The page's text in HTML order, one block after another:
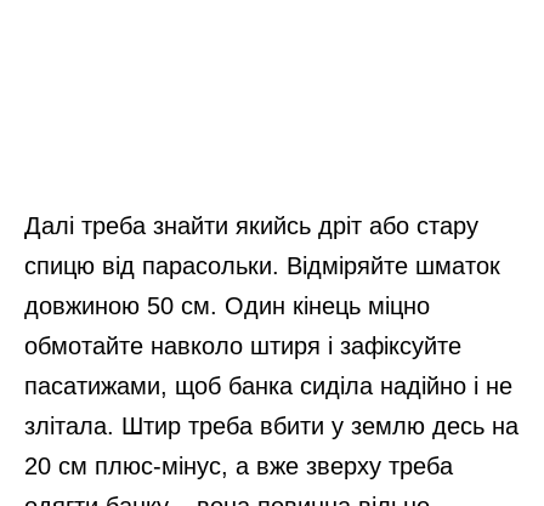
Далі треба знайти якийсь дріт або стару
спицю від парасольки. Відміряйте шматок
довжиною 50 см. Один кінець міцно
обмотайте навколо штиря і зафіксуйте
пасатижами, щоб банка сиділа надійно і не
злітала. Штир треба вбити у землю десь на
20 см плюс-мінус, а вже зверху треба